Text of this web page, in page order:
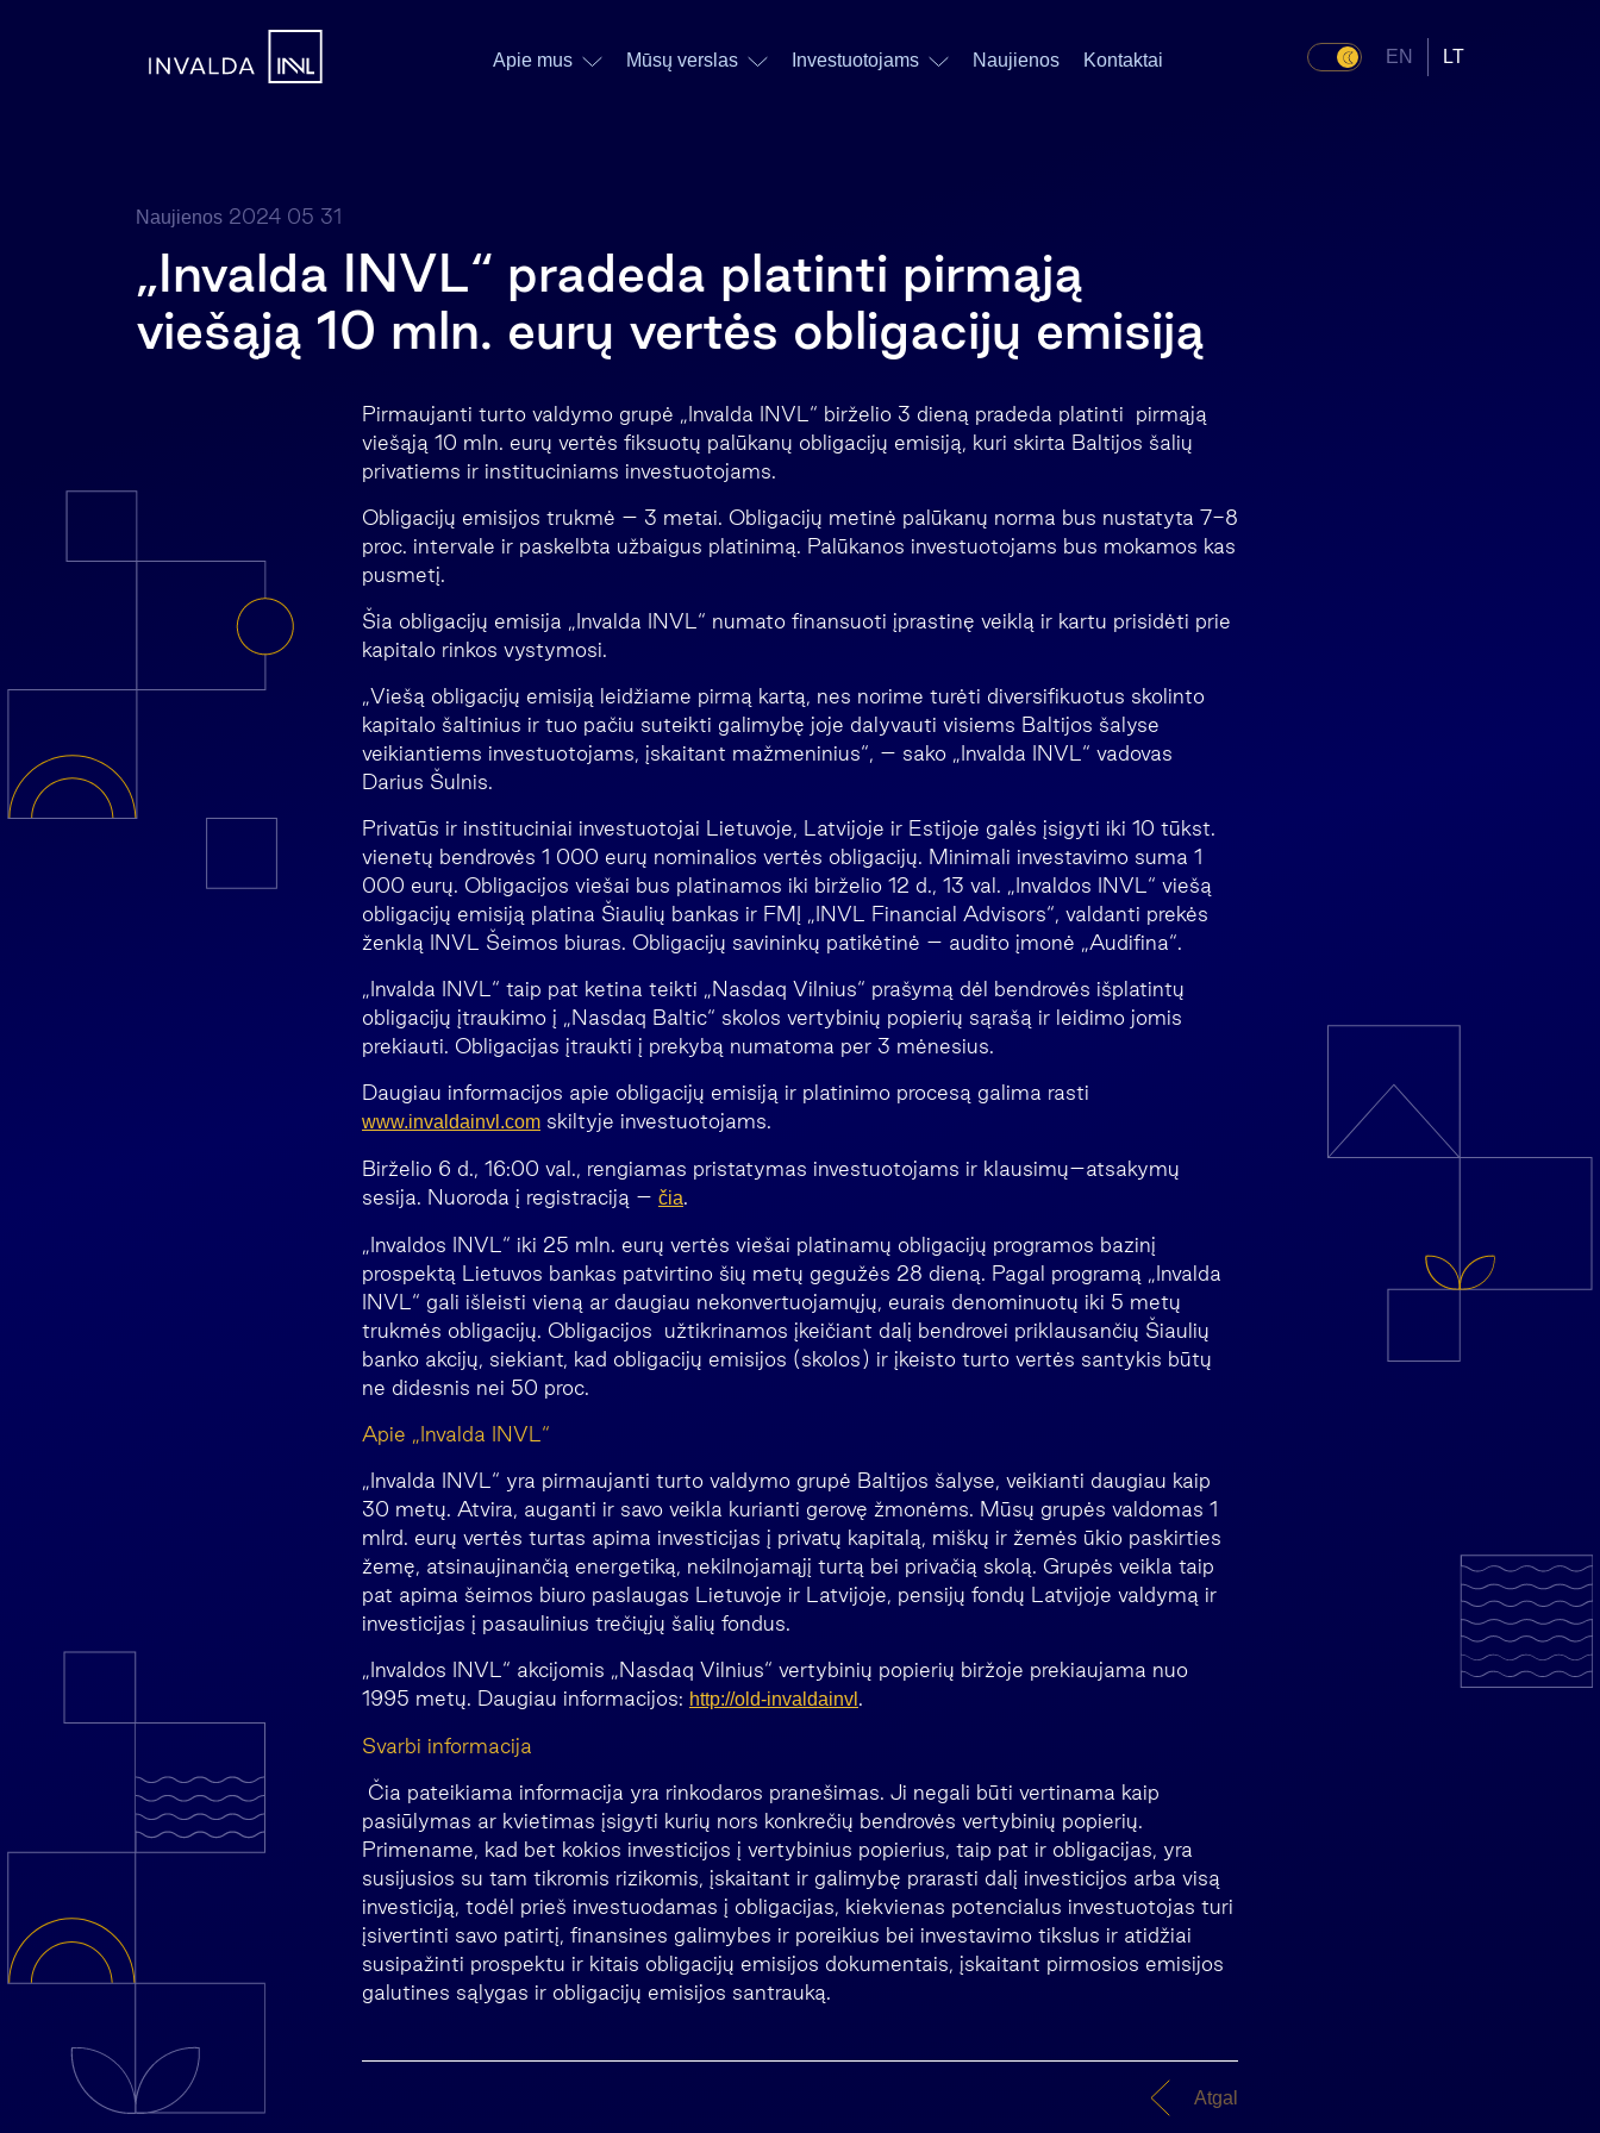
Apie mus Mūsų verslas Investuotojams Naujienos Kontaktai EN LT
Naujienos 2024 05 31
„Invalda INVL“ pradeda platinti pirmąją
viešąją 10 mln. eurų vertės obligacijų emisiją
Pirmaujanti turto valdymo grupė „Invalda INVL“ birželio 3 dieną pradeda platinti pirmąją
viešąją 10 mln. eurų vertės fiksuotų palūkanų obligacijų emisiją, kuri skirta Baltijos šalių
privatiems ir instituciniams investuotojams.
Obligacijų emisijos trukmė – 3 metai. Obligacijų metinė palūkanų norma bus nustatyta 7-8
proc. intervale ir paskelbta užbaigus platinimą. Palūkanos investuotojams bus mokamos kas
pusmetį.
Šia obligacijų emisija „Invalda INVL“ numato finansuoti įprastinę veiklą ir kartu prisidėti prie
kapitalo rinkos vystymosi.
„Viešą obligacijų emisiją leidžiame pirmą kartą, nes norime turėti diversifikuotus skolinto
kapitalo šaltinius ir tuo pačiu suteikti galimybę joje dalyvauti visiems Baltijos šalyse
veikiantiems investuotojams, įskaitant mažmeninius“, – sako „Invalda INVL“ vadovas
Darius Šulnis.
Privatūs ir instituciniai investuotojai Lietuvoje, Latvijoje ir Estijoje galės įsigyti iki 10 tūkst.
vienetų bendrovės 1 000 eurų nominalios vertės obligacijų. Minimali investavimo suma 1
000 eurų. Obligacijos viešai bus platinamos iki birželio 12 d., 13 val. „Invaldos INVL“ viešą
obligacijų emisiją platina Šiaulių bankas ir FMĮ „INVL Financial Advisors“, valdanti prekės
ženklą INVL Šeimos biuras. Obligacijų savininkų patikėtinė – audito įmonė „Audifina“.
„Invalda INVL“ taip pat ketina teikti „Nasdaq Vilnius“ prašymą dėl bendrovės išplatintų
obligacijų įtraukimo į „Nasdaq Baltic“ skolos vertybinių popierių sąrašą ir leidimo jomis
prekiauti. Obligacijas įtraukti į prekybą numatoma per 3 mėnesius.
Daugiau informacijos apie obligacijų emisiją ir platinimo procesą galima rasti
www.invaldainvl.com skiltyje investuotojams.
Birželio 6 d., 16:00 val., rengiamas pristatymas investuotojams ir klausimų–atsakymų
sesija. Nuoroda į registraciją – čia.
„Invaldos INVL“ iki 25 mln. eurų vertės viešai platinamų obligacijų programos bazinį
prospektą Lietuvos bankas patvirtino šių metų gegužės 28 dieną. Pagal programą „Invalda
INVL“ gali išleisti vieną ar daugiau nekonvertuojamųjų, eurais denominuotų iki 5 metų
trukmės obligacijų. Obligacijos užtikrinamos įkeičiant dalį bendrovei priklausančių Šiaulių
banko akcijų, siekiant, kad obligacijų emisijos (skolos) ir įkeisto turto vertės santykis būtų
ne didesnis nei 50 proc.
Apie „Invalda INVL“
„Invalda INVL“ yra pirmaujanti turto valdymo grupė Baltijos šalyse, veikianti daugiau kaip
30 metų. Atvira, auganti ir savo veikla kurianti gerovę žmonėms. Mūsų grupės valdomas 1
mlrd. eurų vertės turtas apima investicijas į privatų kapitalą, miškų ir žemės ūkio paskirties
žemę, atsinaujinančią energetiką, nekilnojamąjį turtą bei privačią skolą. Grupės veikla taip
pat apima šeimos biuro paslaugas Lietuvoje ir Latvijoje, pensijų fondų Latvijoje valdymą ir
investicijas į pasaulinius trečiųjų šalių fondus.
„Invaldos INVL“ akcijomis „Nasdaq Vilnius“ vertybinių popierių biržoje prekiaujama nuo
1995 metų. Daugiau informacijos: http://old-invaldainvl .
Svarbi informacija
Čia pateikiama informacija yra rinkodaros pranešimas. Ji negali būti vertinama kaip
pasiūlymas ar kvietimas įsigyti kurių nors konkrečių bendrovės vertybinių popierių.
Primename, kad bet kokios investicijos į vertybinius popierius, taip pat ir obligacijas, yra
susijusios su tam tikromis rizikomis, įskaitant ir galimybę prarasti dalį investicijos arba visą
investiciją, todėl prieš investuodamas į obligacijas, kiekvienas potencialus investuotojas turi
įsivertinti savo patirtį, finansines galimybes ir poreikius bei investavimo tikslus ir atidžiai
susipažinti prospektu ir kitais obligacijų emisijos dokumentais, įskaitant pirmosios emisijos
galutines sąlygas ir obligacijų emisijos santrauką.
Atgal